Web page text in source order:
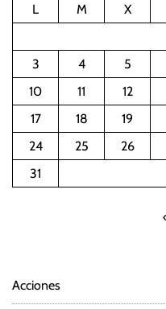
L
M X
3
4 5
10
11 12
17
18 19
24
25 26
31
Acciones